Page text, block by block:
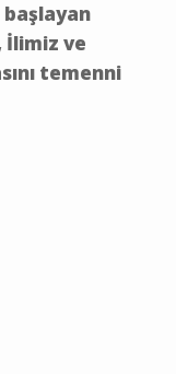
İlimiz ve
temenni